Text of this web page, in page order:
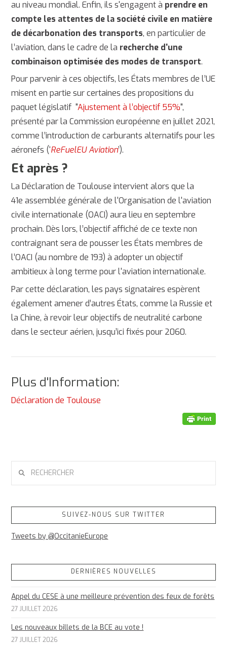
au niveau mondial. Enfin, ils s'engagent à prendre en
compte les attentes de la société civile en matière
de décarbonation des transports, en particulier de
l’aviation, dans le cadre de la recherche d'une
combinaison optimisée des modes de transport.
Pour parvenir à ces objectifs, les États membres de l’UE
misent en partie sur certaines des propositions du
paquet législatif "Ajustement à l’objectif 55%",
présenté par la Commission européenne en juillet 2021,
comme l’introduction de carburants alternatifs pour les
aéronefs (‘ReFuelEU Aviation’).
Et après ?
La Déclaration de Toulouse intervient alors que la
41e assemblée générale de l'Organisation de l'aviation
civile internationale (OACI) aura lieu en septembre
prochain. Dès lors, l’objectif affiché de ce texte non
contraignant sera de pousser les États membres de
l’OACI (au nombre de 193) à adopter un objectif
ambitieux à long terme pour l'aviation internationale.
Par cette déclaration, les pays signataires espèrent
également amener d’autres États, comme la Russie et
la Chine, à revoir leur objectifs de neutralité carbone
dans le secteur aérien, jusqu’ici fixés pour 2060.
Plus d'Information:
Déclaration de Toulouse
SUIVEZ-NOUS SUR TWITTER
Tweets by @OccitanieEurope
DERNIÈRES NOUVELLES
Appel du CESE à une meilleure prévention des feux de forêts
27 JUILLET 2026
Les nouveaux billets de la BCE au vote !
27 JUILLET 2026